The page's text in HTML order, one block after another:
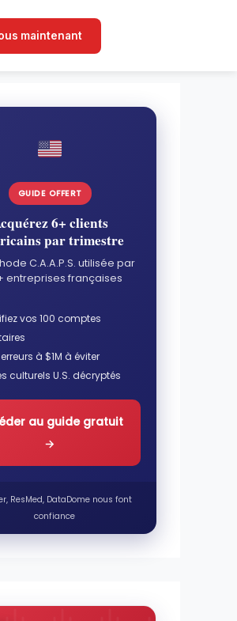
maintenant
GUIDE OFFERT
6+ clients
par trimestre
C.A.A.P.S. utilisée par
entreprises françaises
vos 100 comptes
à $1M à éviter
culturels U.S. décryptés
au guide gratuit
→
ResMed, DataDome nous font
confiance